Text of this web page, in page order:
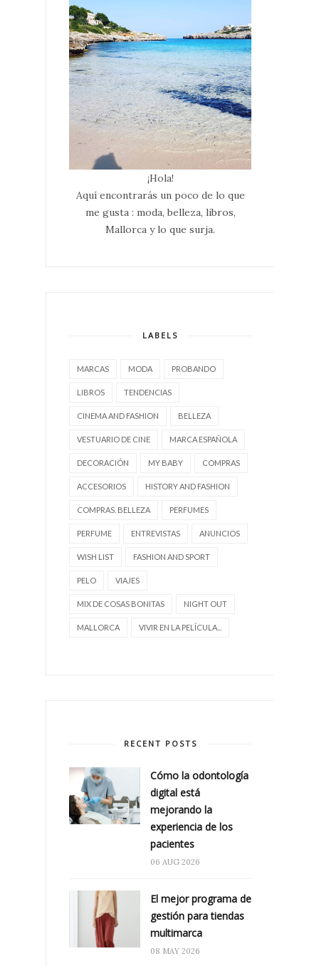
¡Hola!
Aquí encontrarás un poco de lo que
me gusta : moda, belleza, libros,
Mallorca y lo que surja.
LABELS
MARCAS MODA PROBANDO
LIBROS TENDENCIAS
CINEMA AND FASHION BELLEZA
VESTUARIO DE CINE MARCA ESPAÑOLA
DECORACIÓN MY BABY COMPRAS
ACCESORIOS HISTORY AND FASHION
COMPRAS. BELLEZA PERFUMES
PERFUME ENTREVISTAS ANUNCIOS
WISH LIST FASHION AND SPORT
PELO VIAJES
MIX DE COSAS BONITAS NIGHT OUT
MALLORCA VIVIR EN LA PELÍCULA...
RECENT POSTS
Cómo la odontología
digital está
mejorando la
experiencia de los
pacientes
06 AUG 2026
El mejor programa de
gestión para tiendas
multimarca
08 MAY 2026